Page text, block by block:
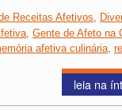
Receitas Afetivos
, Gente de Afeto na
afetiva culinária,
leia na